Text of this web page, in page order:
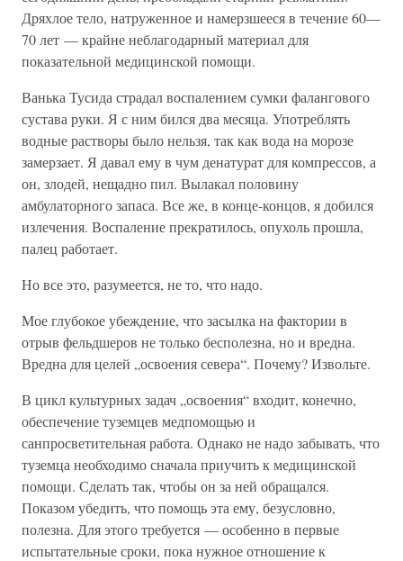
Дряхлое тело, натруженное и намерзшееся в течение 60—
70 лет — крайне неблагодарный материал для
показательной медицинской помощи.
Ванька Тусида страдал воспалением сумки фалангового
сустава руки. Я с ним бился два месяца. Употреблять
водные растворы было нельзя, так как вода на морозе
замерзает. Я давал ему в чум денатурат для компрессов, а
он, злодей, нещадно пил. Вылакал половину
амбулаторного запаса. Все же, в конце-концов, я добился
излечения. Воспаление прекратилось, опухоль прошла,
палец работает.
Но все это, разумеется, не то, что надо.
Мое глубокое убеждение, что засылка на фактории в
отрыв фельдшеров не только бесполезна, но и вредна.
Вредна для целей „освоения севера“. Почему? Извольте.
В цикл культурных задач „освоения“ входит, конечно,
обеспечение туземцев медпомощью и
санпросветительная работа. Однако не надо забывать, что
туземца необходимо сначала приучить к медицинской
помощи. Сделать так, чтобы он за ней обращался.
Показом убедить, что помощь эта ему, безусловно,
полезна. Для этого требуется — особенно в первые
испытательные сроки, пока нужное отношение к